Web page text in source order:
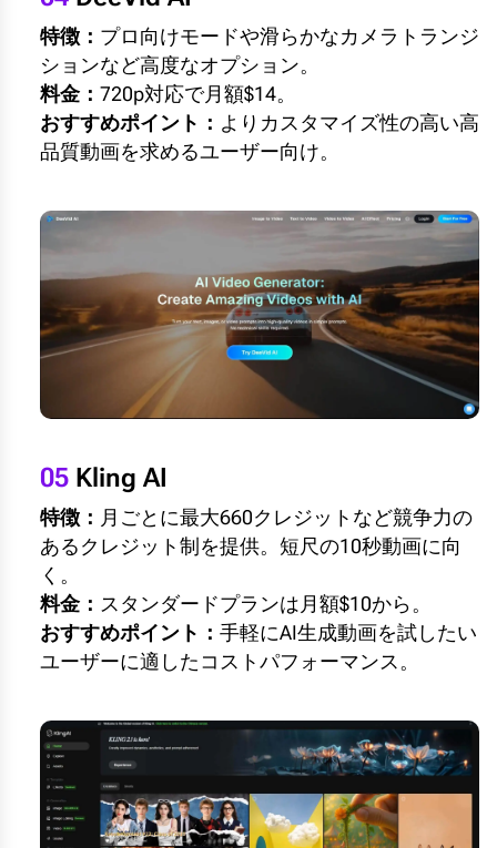
特徴： プロ向けモードや滑らかなカメラトランジ
ションなど高度なオプション。
料金： 720p対応で月額$14。
おすすめポイント： よりカスタマイズ性の高い高
品質動画を求めるユーザー向け。
05 Kling AI
特徴： 月ごとに最大660クレジットなど競争力の
あるクレジット制を提供。短尺の10秒動画に向
く。
料金： スタンダードプランは月額$10から。
おすすめポイント： 手軽にAI生成動画を試したい
ユーザーに適したコストパフォーマンス。